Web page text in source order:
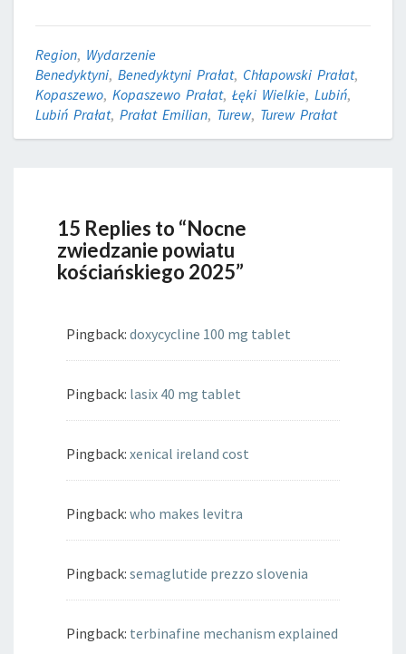
Region, Wydarzenie
Benedyktyni, Benedyktyni Prałat, Chłapowski Prałat,
Kopaszewo, Kopaszewo Prałat, Łęki Wielkie, Lubiń,
Lubiń Prałat, Prałat Emilian, Turew, Turew Prałat
15 Replies to “Nocne
zwiedzanie powiatu
kościańskiego 2025”
Pingback: doxycycline 100 mg tablet
Pingback: lasix 40 mg tablet
Pingback: xenical ireland cost
Pingback: who makes levitra
Pingback: semaglutide prezzo slovenia
Pingback: terbinafine mechanism explained